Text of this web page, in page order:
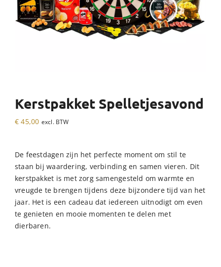
Kerstpakket Spelletjesavond
€ 45,00 excl. BTW
De feestdagen zijn het perfecte moment om stil te
staan bij waardering, verbinding en samen vieren. Dit
kerstpakket is met zorg samengesteld om warmte en
vreugde te brengen tijdens deze bijzondere tijd van het
jaar. Het is een cadeau dat iedereen uitnodigt om even
te genieten en mooie momenten te delen met
dierbaren.